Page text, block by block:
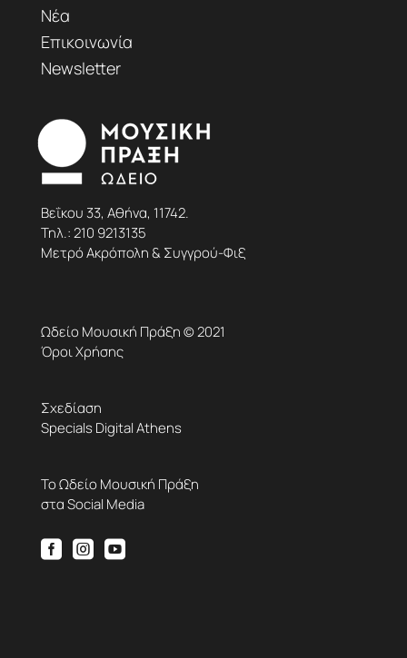
Νέα
Επικοινωνία
Newsletter
Βεΐκου 33, Αθήνα, 11742.
Τηλ.:210 9213135
Μετρό Ακρόπολη & Συγγρού-Φιξ
Ωδείο Μουσική Πράξη © 2021
Όροι Χρήσης
Σχεδίαση
Specials Digital Athens
Το Ωδείο Μουσική Πράξη
στα Social Media
  